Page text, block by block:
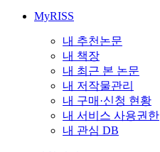
MyRISS
내 추천논문
내 책장
내 최근 본 논문
내 저작물관리
내 구매·신청 현황
내 서비스 사용권한
내 관심 DB